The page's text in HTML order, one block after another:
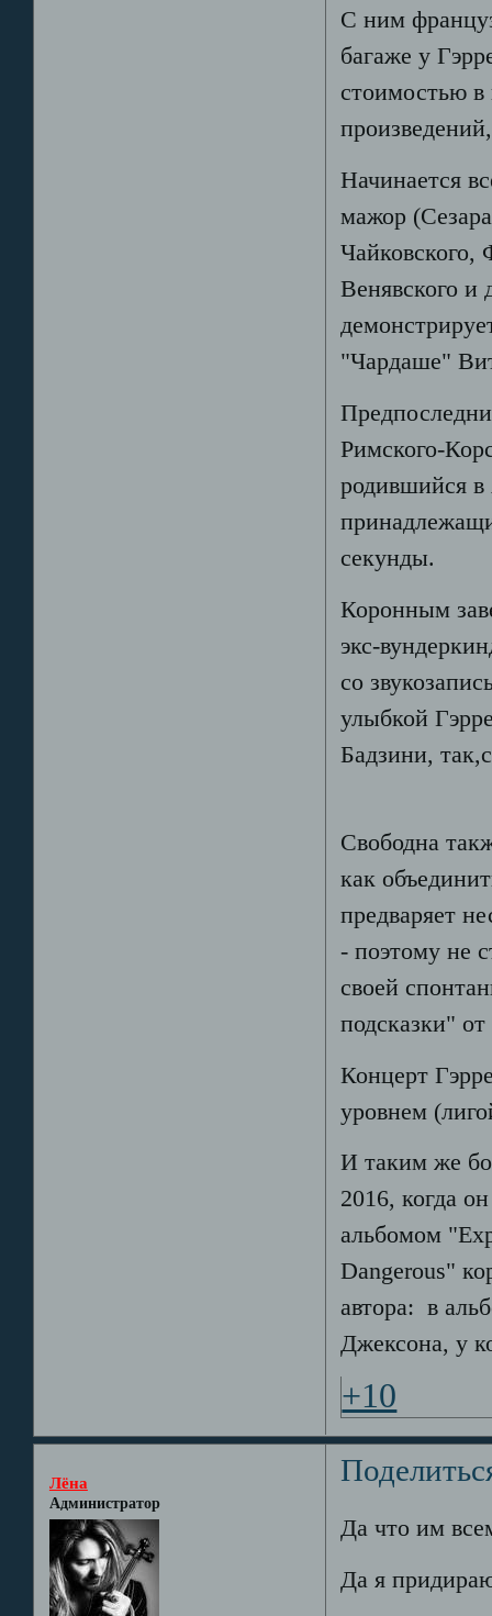
С ним
багаже у
стоимостью в
Начинается
мажор
Венявского и
"Чардаше"
Римского-
родившийся
секунды.
Коронным
экс-
со
улыбкой
Бадзини,
Свободна
как
предваряет
- поэтому не
своей
подсказки"
Концерт
уровнем
И таким же
2016, когда
альбомом
Dangerous"
автора: в
Джексона, у
+10
Лёна
Администратор
Да что им
Да я